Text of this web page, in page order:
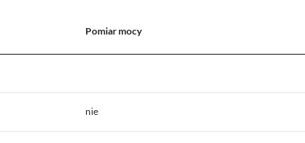
Pomiar mocy
nie